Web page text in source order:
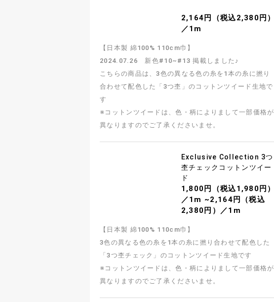
2,164円（税込2,380円）
／1m
【日本製 綿100% 110cm巾】
2024.07.26 新色#10~#13 掲載しました♪
こちらの商品は、3色の異なる色の糸を1本の糸に撚り
合わせて配色した「3つ杢」のコットンツイード生地で
す
※コットンツイードは、色・柄によりまして一部価格が
異なりますのでご了承くださいませ。
Exclusive Collection 3つ
杢チェックコットンツイー
ド
1,800円（税込1,980円）
／1m ~2,164円（税込
2,380円）／1m
【日本製 綿100% 110cm巾】
3色の異なる色の糸を1本の糸に撚り合わせて配色した
「3つ杢チェック」のコットンツイード生地です
※コットンツイードは、色・柄によりまして一部価格が
異なりますのでご了承くださいませ。